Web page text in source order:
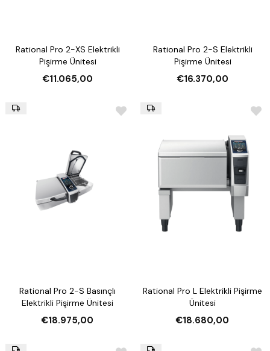
Rational Pro 2-XS Elektrikli
Pişirme Ünitesi
€11.065,00
Rational Pro 2-S Elektrikli
Pişirme Ünitesi
€16.370,00
Rational Pro 2-S Basınçlı
Elektrikli Pişirme Ünitesi
€18.975,00
Rational Pro L Elektrikli Pişirme
Ünitesi
€18.680,00